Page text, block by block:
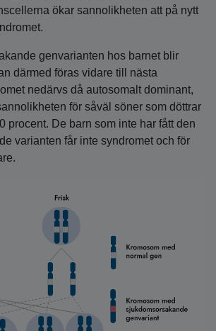
ökar sannolikheten att på nytt
genvarianten hos barnet blir
därmed föras vidare till nästa
nedärvs då autosomalt dominant,
för såväl söner som döttrar
procent. De barn som inte har fått den
varianten får inte syndromet och för